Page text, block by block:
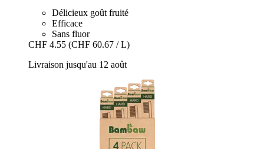
Délicieux goût fruité
Efficace
Sans fluor
CHF 4.55 (CHF 60.67 / L)
Livraison jusqu'au 12 août